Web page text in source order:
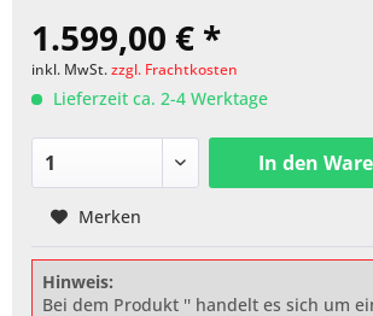
1.599,00 € *
inkl. MwSt.zzgl. Frachtkosten
Lieferzeit ca. 2-4 Werktage
In den
Merken
Hinweis:
Bei dem Produkt '' handelt es sich um